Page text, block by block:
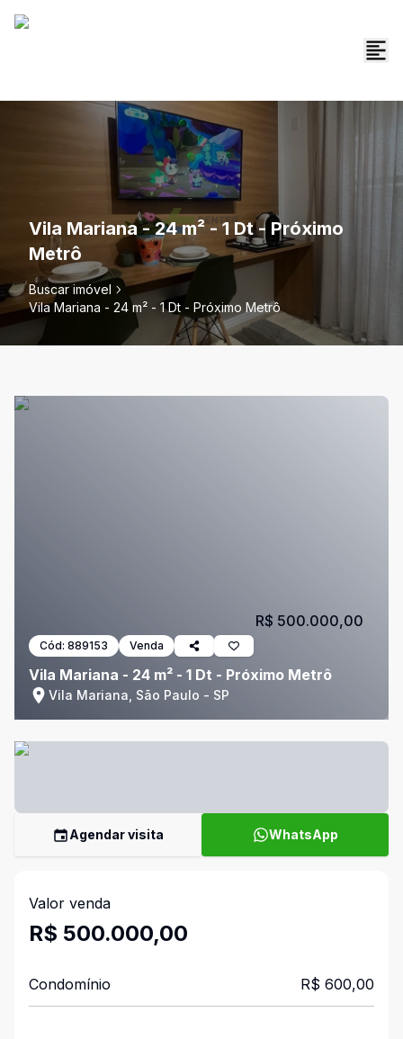
Vila Mariana - 24 m² - 1 Dt - Próximo
Metrô
Buscar imóvel
Vila Mariana - 24 m² - 1 Dt - Próximo Metrô
Cód: 889153 Venda
Vila Mariana - 24 m² - 1 Dt - Próximo Metrô
Vila Mariana, São Paulo - SP
R$ 500.000,00
Agendar visita WhatsApp
Valor venda
R$ 500.000,00
Condomínio R$ 600,00